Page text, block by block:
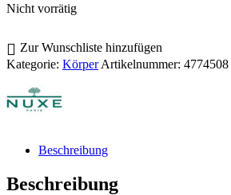
Nicht vorrätig
Zur Wunschliste hinzufügen
Kategorie: Körper Artikelnummer: 4774508
Beschreibung
Beschreibung